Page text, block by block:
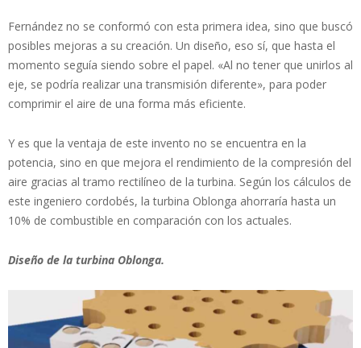
Fernández no se conformó con esta primera idea, sino que buscó
posibles mejoras a su creación. Un diseño, eso sí, que hasta el
momento seguía siendo sobre el papel. «Al no tener que unirlos al
eje, se podría realizar una transmisión diferente», para poder
comprimir el aire de una forma más eficiente.
Y es que la ventaja de este invento no se encuentra en la
potencia, sino en que mejora el rendimiento de la compresión del
aire gracias al tramo rectilíneo de la turbina. Según los cálculos de
este ingeniero cordobés, la turbina Oblonga ahorraría hasta un
10% de combustible en comparación con los actuales.
Diseño de la turbina Oblonga.